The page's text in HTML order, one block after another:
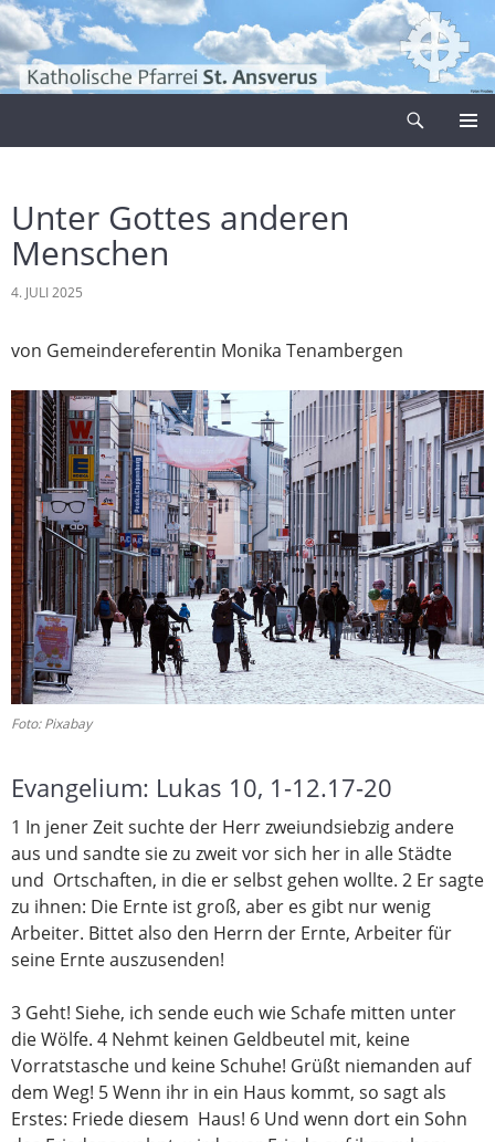
Zum
Inhalt
springen
Unter Gottes anderen
Menschen
4. JULI 2025
von Gemeindereferentin Monika Tenambergen
Foto: Pixabay
Evangelium: Lukas 10, 1-12.17-20
1 In jener Zeit suchte der Herr zweiundsiebzig andere
aus und sandte sie zu zweit vor sich her in alle Städte
und Ortschaften, in die er selbst gehen wollte. 2 Er sagte
zu ihnen: Die Ernte ist groß, aber es gibt nur wenig
Arbeiter. Bittet also den Herrn der Ernte, Arbeiter für
seine Ernte auszusenden!
3 Geht! Siehe, ich sende euch wie Schafe mitten unter
die Wölfe. 4 Nehmt keinen Geldbeutel mit, keine
Vorratstasche und keine Schuhe! Grüßt niemanden auf
dem Weg! 5Wenn ihr in ein Haus kommt, so sagt als
Erstes: Friede diesem Haus! 6 Und wenn dort ein Sohn